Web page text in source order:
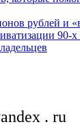
рублей и
90-х
. ru